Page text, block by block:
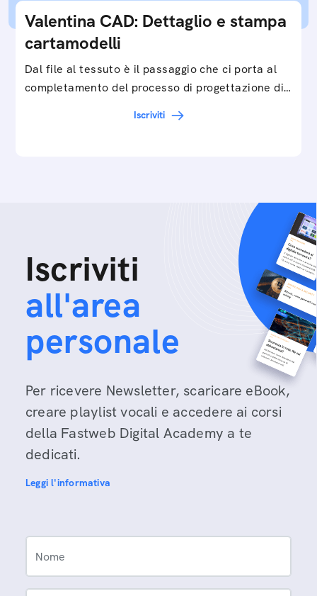
Valentina CAD: Dettaglio e stampa
cartamodelli
Dal file al tessuto è il passaggio che ci porta al
completamento del processo di progettazione di
Iscriviti
Iscriviti
all'area
personale
Per ricevere Newsletter, scaricare eBook,
creare playlist vocali e accedere ai corsi
della Fastweb Digital Academy a te
dedicati.
Leggi l'informativa
Nome